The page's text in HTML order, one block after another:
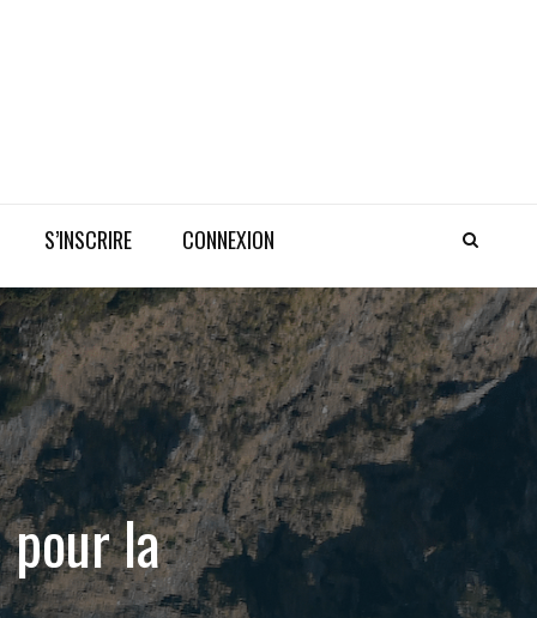
S’INSCRIRE CONNEXION
pour la